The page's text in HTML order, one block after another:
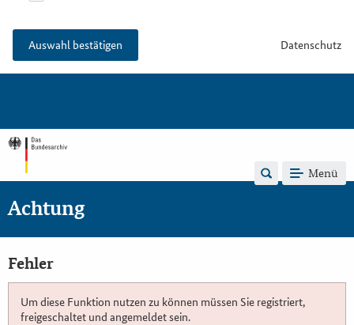
Auswahl bestätigen Datenschutz
Menü
Achtung
Fehler
Um diese Funktion nutzen zu können müssen Sie registriert,
freigeschaltet und angemeldet sein.